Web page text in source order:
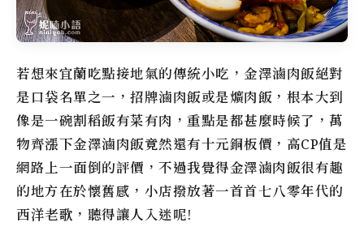
若想來宜蘭吃點接地氣的傳統小吃， 金澤滷肉飯絕對
是口袋名單之一，招牌滷肉飯或是爌肉飯，根本大到
像是一碗割稻飯有菜有肉，重點是都甚麼時候了，萬
物齊漲下金澤滷肉飯竟然還有十元銅板價，高CP值是
網路上一面倒的評價，不過我覺得金澤滷肉飯很有趣
的地方在於懷舊感，小店撥放著一首首七八零年代的
西洋老歌，聽得讓人入迷呢!